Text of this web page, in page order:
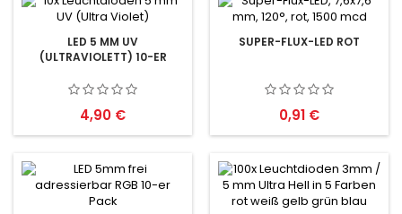
LED 5 MM UV
(ULTRAVIOLETT) 10-ER
Preis
4,90 €
SUPER-FLUX-LED ROT
Preis
0,91 €